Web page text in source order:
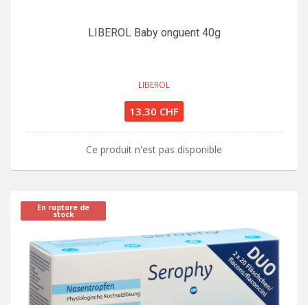
LIBEROL Baby onguent 40g
LIBEROL
13.30 CHF
Ce produit n'est pas disponible
En rupture de
stock